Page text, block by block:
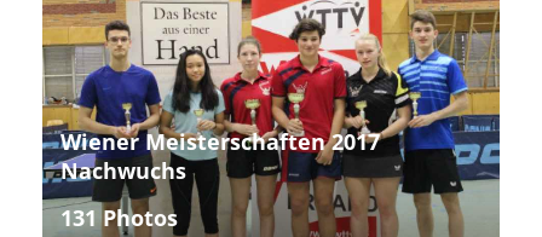
Wiener Meisterschaften 2017
Nachwuchs
131 Photos